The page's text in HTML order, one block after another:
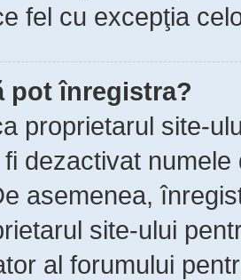
fel cu excepţia
pot înregistra?
proprietarul site-
dezactivat
asemenea,
site-ului
al forumului